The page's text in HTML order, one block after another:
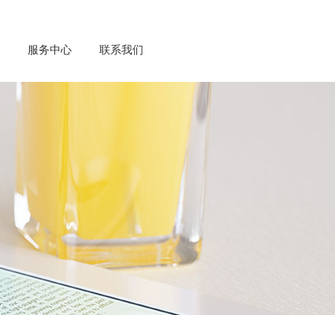
服务中心 联系我们